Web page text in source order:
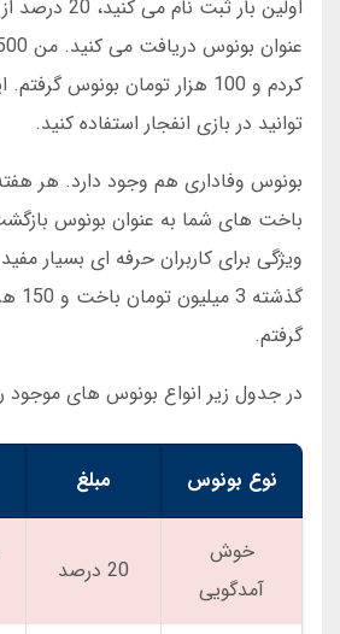
اولین بار ثبت
کردم و 100 هزار تومان بونوس
توانید در بازی انفجار استفاده کنید.
باخت های شما به عنوان بونوس
ویژگی برای کاربران حرفه ای بسیار
گرفتم.
در جدول زیر انواع بونوس های موجود
نوع بونوس مبلغ
خوش
آمدگویی
20 درصد